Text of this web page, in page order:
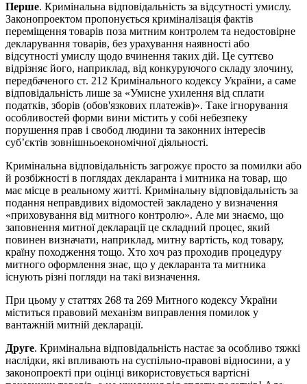
Перше. Кримінальна відповідальність за відсутності умислу.
Законопроектом пропонується криміналізація фактів
переміщення товарів поза митним контролем та недостовірне
декларування товарів, без урахування наявності або
відсутності умислу щодо вчинення таких дій. Це суттєво
відрізняє його, наприклад, від конкуруючого складу злочину,
передбаченого ст. 212 Кримінального кодексу України, а саме
відповідальність лише за «Умисне ухилення від сплати
податків, зборів (обов'язкових платежів)». Таке ігнорування
особливостей форми вини містить у собі небезпеку
порушення прав і свобод людини та законних інтересів
суб’єктів зовнішньоекономічної діяльності.
Кримінальна відповідальність загрожує просто за помилки або
й розбіжності в поглядах декларанта і митника на товар, що
має місце в реальному житті. Кримінальну відповідальність за
подання неправдивих відомостей закладено у визначення
«приховування від митного контролю». Але ми знаємо, що
заповнення митної декларації це складний процес, який
повинен визначати, наприклад, митну вартість, код товару,
країну походження тощо. Хто хоч раз проходив процедуру
митного оформлення знає, що у декларанта та митника
існують різні погляди на такі визначення.
При цьому у статтях 268 та 269 Митного кодексу України
міститься правовий механізм виправлення помилок у
вантажній митній декларації.
Друге. Кримінальна відповідальність настає за особливо тяжкі
наслідки, які впливають на суспільно-правові відносини, а у
законопроекті при оцінці використовується вартісні